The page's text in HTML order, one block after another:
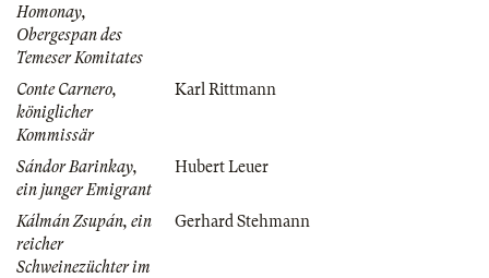
Homonay,
Obergespan des
Temeser Komitates
Conte Carnero,
königlicher
Kommissär
Karl Rittmann
Sándor Barinkay,
ein junger Emigrant
Hubert Leuer
Kálmán Zsupán, ein
reicher
Schweinezüchter im
Gerhard Stehmann